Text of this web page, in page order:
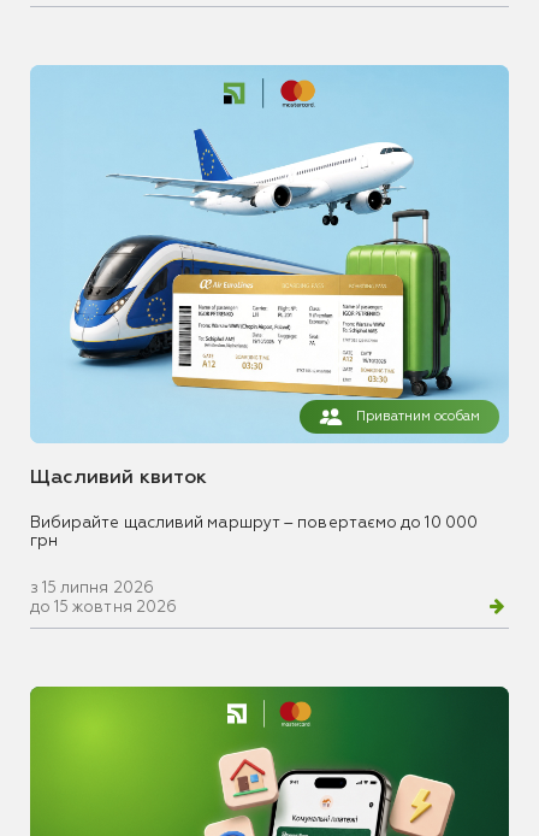
Приватним особам
Щасливий квиток
Вибирайте щасливий маршрут – повертаємо до 10 000
грн
з 15 липня 2026
до 15 жовтня 2026